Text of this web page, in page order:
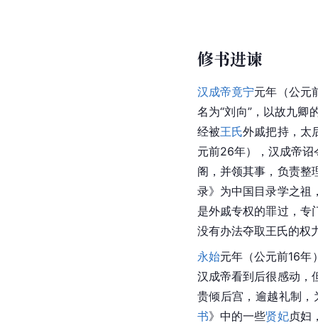
修书进谏
汉成帝竟宁元年（公元
名为“刘向”，以故九卿
经被王氏外戚把持，太
元前26年），汉成帝
阁，并领其事，负责整
录》为中国目录学之祖
是外戚专权的罪过，专
没有办法夺取王氏的权
永始元年（公元前16年
汉成帝看到后很感动，
贵倾后宫，逾越礼制
书》中的一些贤妃贞妇